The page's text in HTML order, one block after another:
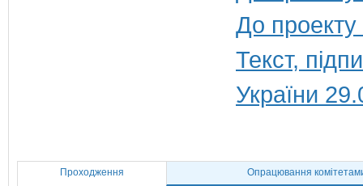
До
Текст,
України
Проходження Опрацювання